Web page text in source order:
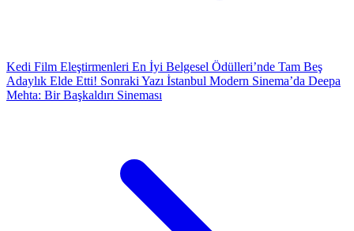
Kedi Film Eleştirmenleri En İyi Belgesel Ödülleri’nde Tam Beş
Adaylık Elde Etti! Sonraki Yazı İstanbul Modern Sinema’da Deepa
Mehta: Bir Başkaldırı Sineması